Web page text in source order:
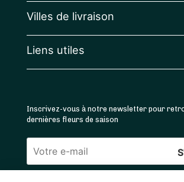
Villes de livraison
Liens utiles
Inscrivez-vous à notre newsletter pour
dernières fleurs de saison
Veuillez